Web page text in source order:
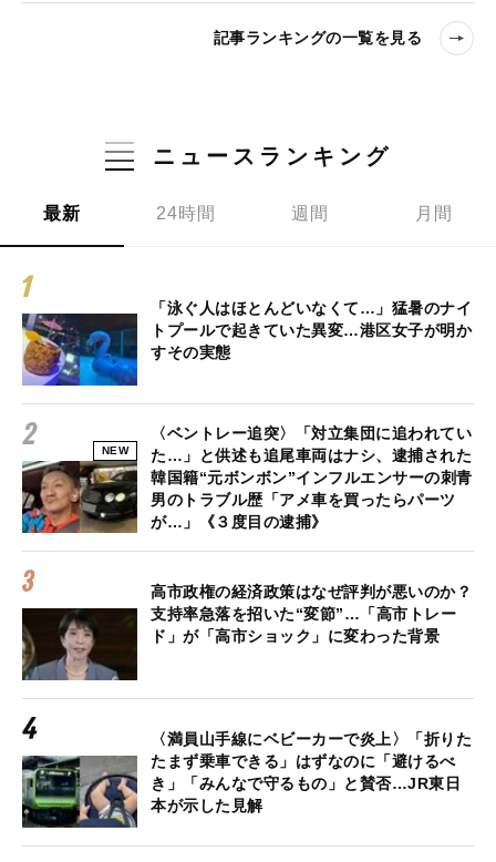
記事ランキングの一覧を見る
ニュースランキング
最新 24時間 週間 月間
「泳ぐ人はほとんどいなくて…」猛暑のナイ
トプールで起きていた異変…港区女子が明か
すその実態
NEW
〈ベントレー追突〉「対立集団に追われてい
た…」と供述も追尾車両はナシ、逮捕された
韓国籍“元ボンボン”インフルエンサーの刺青
男のトラブル歴「アメ車を買ったらパーツ
が…」《３度目の逮捕》
高市政権の経済政策はなぜ評判が悪いのか？
支持率急落を招いた“変節”…「高市トレー
ド」が「高市ショック」に変わった背景
〈満員山手線にベビーカーで炎上〉「折りた
たまず乗車できる」はずなのに「避けるべ
き」「みんなで守るもの」と賛否…JR東日
本が示した見解